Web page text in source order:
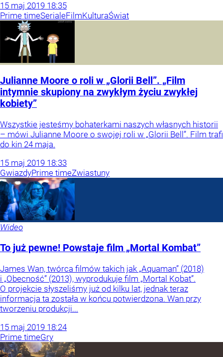
15 maj 2019 18:35
Prime timeSerialeFilmKulturaŚwiat
Julianne Moore o roli w „Glorii Bell”. „Film
intymnie skupiony na zwykłym życiu zwykłej
kobiety”
Wszystkie jesteśmy bohaterkami naszych własnych historii
– mówi Julianne Moore o swojej roli w „Glorii Bell”. Film trafi
do kin 24 maja.
15 maj 2019 18:33
GwiazdyPrime timeZwiastuny
Wideo
To już pewne! Powstaje film „Mortal Kombat”
James Wan, twórca filmów takich jak „Aquaman” (2018)
i „Obecność” (2013), wyprodukuje film „Mortal Kobat”.
O projekcie słyszeliśmy już od kilku lat, jednak teraz
informacja ta została w końcu potwierdzona. Wan przy
tworzeniu produkcji...
15 maj 2019 18:24
Prime timeGry